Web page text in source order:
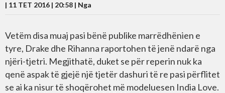
| 11 TET 2016 | 20:58 | Nga
Vetëm disa muaj pasi bënë publike marrëdhënien e
tyre, Drake dhe Rihanna raportohen të jenë ndarë nga
njëri-tjetri. Megjithatë, duket se për reperin nuk ka
qenë aspak të gjejë një tjetër dashuri të re pasi përflitet
se ai ka nisur të shoqërohet më modeluesen India Love.